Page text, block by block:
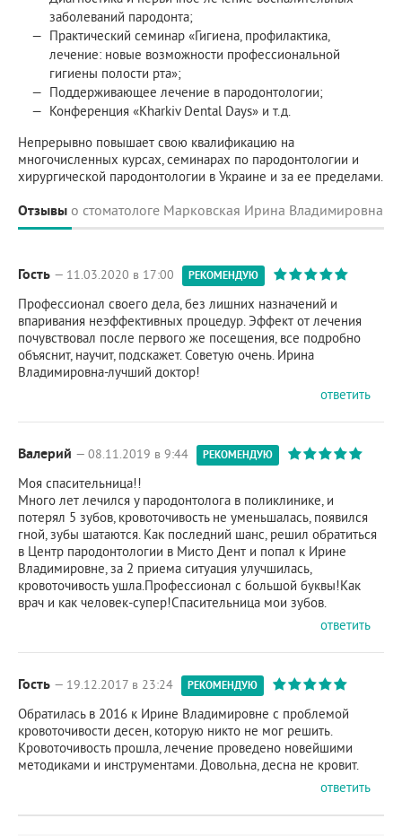
заболеваний пародонта;
Практический семинар «Гигиена, профилактика,
лечение: новые возможности профессиональной
гигиены полости рта»;
Поддерживающее лечение в пародонтологии;
Конференция «Kharkiv Dental Days» и т.д.
Непрерывно повышает свою квалификацию на
многочисленных курсах, семинарах по пародонтологии и
хирургической пародонтологии в Украине и за ее пределами.
Отзывы о стоматологе Марковская Ирина Владимировна
Гость — 11.03.2020 в 17:00 РЕКОМЕНДУЮ
Профессионал своего дела, без лишних назначений и
впаривания неэффективных процедур. Эффект от лечения
почувствовал после первого же посещения, все подробно
объяснит, научит, подскажет. Советую очень. Ирина
Владимировна-лучший доктор!
ответить
Валерий — 08.11.2019 в 9:44 РЕКОМЕНДУЮ
Моя спасительница!!
Много лет лечился у пародонтолога в поликлинике, и
потерял 5 зубов, кровоточивость не уменьшалась, появился
гной, зубы шатаются. Как последний шанс, решил обратиться
в Центр пародонтологии в Мисто Дент и попал к Ирине
Владимировне, за 2 приема ситуация улучшилась,
кровоточивость ушла.Профессионал с большой буквы!Как
врач и как человек-супер!Спасительница мои зубов.
ответить
Гость — 19.12.2017 в 23:24 РЕКОМЕНДУЮ
Обратилась в 2016 к Ирине Владимировне с проблемой
кровоточивости десен, которую никто не мог решить.
Кровоточивость прошла, лечение проведено новейшими
методиками и инструментами. Довольна, десна не кровит.
ответить